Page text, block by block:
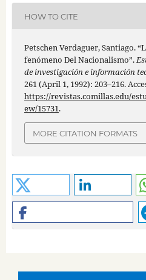
HOW TO CITE
Petschen Verdaguer, Santiago.
fenómeno Del Nacionalismo”.
de investigación e información
261 (April 1, 1992): 203–216.
https://revistas.comillas.edu/
ew/15731.
MORE CITATION FORMATS